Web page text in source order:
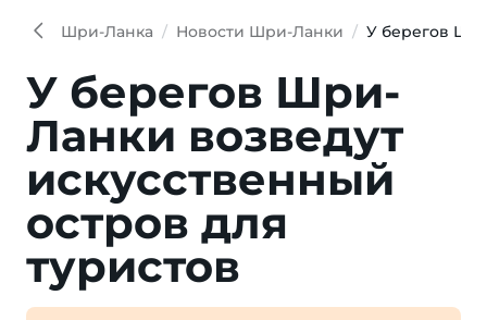
Шри-Ланка Новости Шри-Ланки У берегов
У берегов Шри-
Ланки возведут
искусственный
остров для
туристов